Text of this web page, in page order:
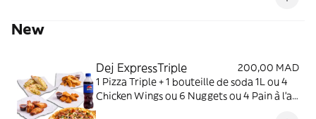
New
Dej ExpressTriple
200,00 MAD
1 Pizza Triple + 1 bouteille de soda 1L ou 4
Chicken Wings ou 6 Nuggets ou 4 Pain à l'ail